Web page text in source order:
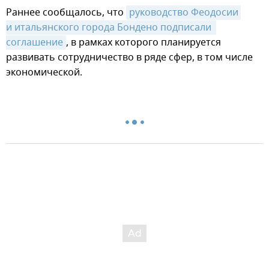
Раннее сообщалось, что руководство Феодосии
и итальянского города Бондено подписали
соглашение , в рамках которого планируется
развивать сотрудничество в ряде сфер, в том числе
экономической.